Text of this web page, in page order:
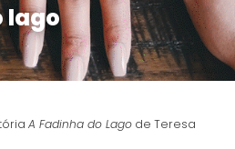
lago
A Fadinha do Lago de Teresa